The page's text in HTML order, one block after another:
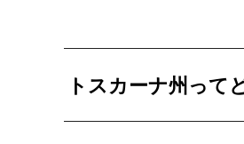
トスカーナ州って